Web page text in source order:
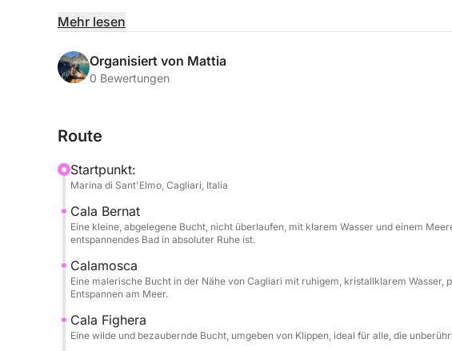
Von Marina Sant'Elmo aus segeln Sie entlang der Küste und
mehrere Badestopps, ideal zum Schwimmen, Entspannen und
Natur.
Snacks.
Auf Wunsch kann auch ein Mittagessen an Bord organisiert
Haustiere sind an Bord willkommen, sodass Sie dieses Erlebnis
Ein perfektes Erlebnis für Paare, Familien oder
Mehr lesen
Organisiert von Mattia
0 Bewertungen
Route
Startpunkt:
Marina di Sant'Elmo, Cagliari, Italia
Cala Bernat
Eine kleine, abgelegene Bucht, nicht überlaufen, mit klarem Wasser und einem
entspannendes Bad in absoluter Ruhe ist.
Calamosca
Eine malerische Bucht in der Nähe von Cagliari mit ruhigem, kristallklarem Wasser,
Entspannen am Meer.
Cala Fighera
Eine wilde und bezaubernde Bucht, umgeben von Klippen, ideal für alle, die